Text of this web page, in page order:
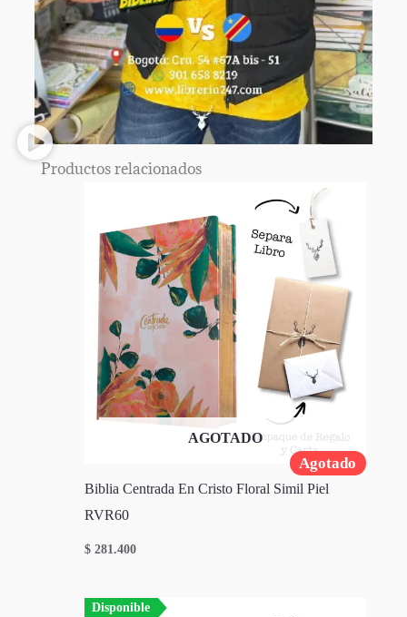
Productos relacionados
Agotado
AGOTADO
Biblia Centrada En Cristo Floral Simil Piel
RVR60
$ 281.400
Disponible